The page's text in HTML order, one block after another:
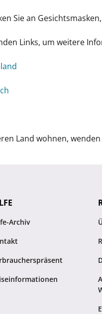
Sie an
Links, um weitere
Land wohnen,
Archiv